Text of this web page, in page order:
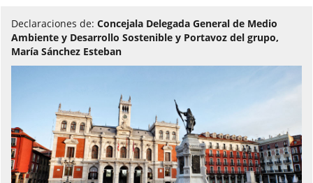
Declaraciones de: Concejala Delegada General de Medio
Ambiente y Desarrollo Sostenible y Portavoz del grupo,
María Sánchez Esteban